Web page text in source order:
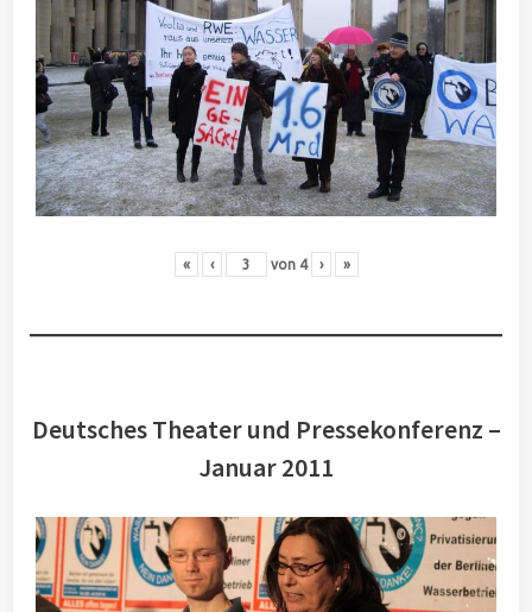
« ‹ von 4 › »
Deutsches Theater und Pressekonferenz –
Januar 2011